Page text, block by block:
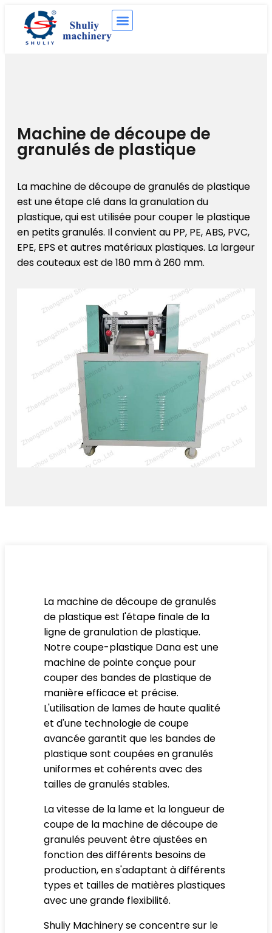
Machine de découpe de
granulés de plastique
La machine de découpe de granulés de plastique
est une étape clé dans la granulation du
plastique, qui est utilisée pour couper le plastique
en petits granulés. Il convient au PP, PE, ABS, PVC,
EPE, EPS et autres matériaux plastiques. La largeur
des couteaux est de 180 mm à 260 mm.
La machine de découpe de granulés
de plastique est l'étape finale de la
ligne de granulation de plastique.
Notre coupe-plastique Dana est une
machine de pointe conçue pour
couper des bandes de plastique de
manière efficace et précise.
L'utilisation de lames de haute qualité
et d'une technologie de coupe
avancée garantit que les bandes de
plastique sont coupées en granulés
uniformes et cohérents avec des
tailles de granulés stables.
La vitesse de la lame et la longueur de
coupe de la machine de découpe de
granulés peuvent être ajustées en
fonction des différents besoins de
production, en s'adaptant à différents
types et tailles de matières plastiques
avec une grande flexibilité.
Shuliy Machinery se concentre sur le